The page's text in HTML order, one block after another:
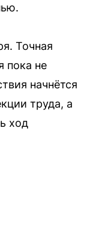
Точная
пока не
начнётся
труда, а
ход